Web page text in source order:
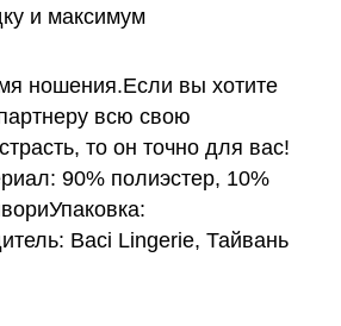
и максимум
ношения.Если вы хотите
всю свою
то он точно для вас!
90% полиэстер, 10%
Baci Lingerie, Тайвань